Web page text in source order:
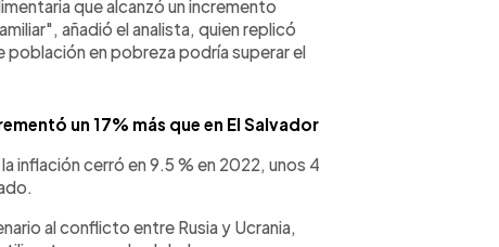
que alcanzó un incremento
añadió el analista, quien replicó
población en pobreza podría superar el
un 17% más que en El Salvador
inflación cerró en 9.5 % en 2022, unos 4
al conflicto entre Rusia y Ucrania,